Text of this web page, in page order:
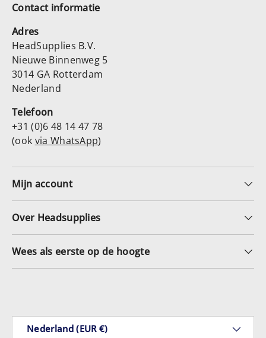
Contact informatie
Adres
HeadSupplies B.V.
Nieuwe Binnenweg 5
3014 GA Rotterdam
Nederland
Telefoon
+31 (0)6 48 14 47 78
(ook via WhatsApp)
Mijn account
Over Headsupplies
Wees als eerste op de hoogte
Land/Regio
Nederland (EUR €)